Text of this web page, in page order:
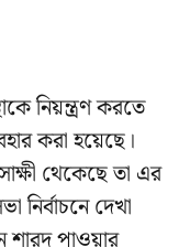
নিয়ন্ত্রণ করতে
করা হয়েছে।
সাক্ষী থেকেছে তা এর
দেখা